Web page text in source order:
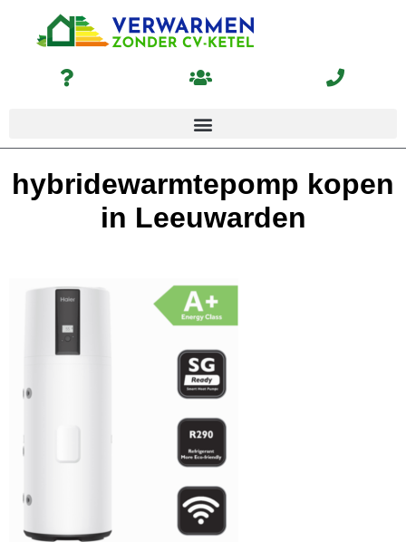
hybridewarmtepomp kopen
in Leeuwarden